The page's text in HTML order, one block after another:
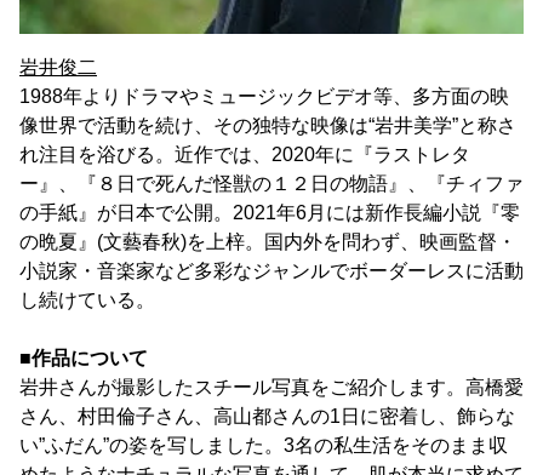
岩井俊二
1988年よりドラマやミュージックビデオ等、多方面の映
像世界で活動を続け、その独特な映像は“岩井美学”と称さ
れ注目を浴びる。近作では、2020年に『ラストレタ
ー』、『８日で死んだ怪獣の１２日の物語』、『チィファ
の手紙』が日本で公開。2021年6月には新作長編小説『零
の晩夏』(文藝春秋)を上梓。国内外を問わず、映画監督・
小説家・音楽家など多彩なジャンルでボーダーレスに活動
し続けている。
■作品について
岩井さんが撮影したスチール写真をご紹介します。高橋愛
さん、村田倫子さん、高山都さんの1日に密着し、飾らな
い”ふだん”の姿を写しました。3名の私生活をそのまま収